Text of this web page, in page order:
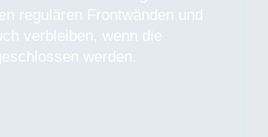
regulären Frontwänden und
verbleiben, wenn die
werden.